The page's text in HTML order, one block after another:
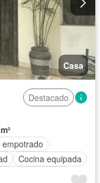
Casa
Destacado
Cocina equipada